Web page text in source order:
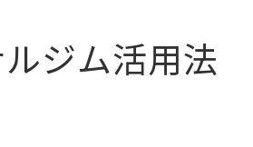
めの日立市の通い方
心者が通う頻度とコツ
ーソナルジムで人気な理由
ジム活用法